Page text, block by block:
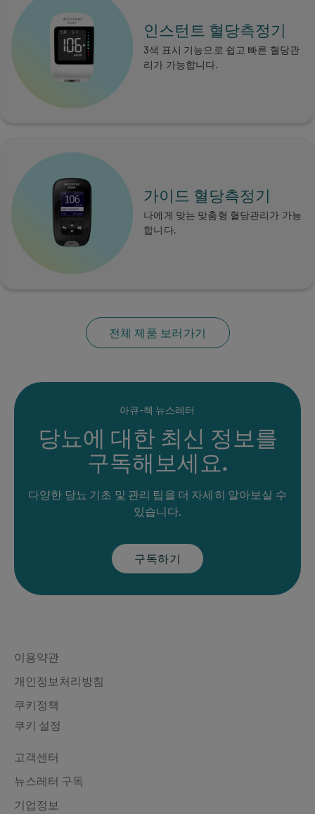
인스턴트 혈당측정기
3색 표시 기능으로 쉽고 빠른 혈당관
리가 가능합니다.
가이드 혈당측정기
나에게 맞는 맞춤형 혈당관리가 가능
합니다.
전체 제품 보러가기
아큐-첵 뉴스레터
당뇨에 대한 최신 정보를
구독해보세요.
다양한 당뇨 기초 및 관리 팁을 더 자세히 알아보실 수
있습니다.
구독하기
Legal & Privacy
이용약관
개인정보처리방침
쿠키정책
쿠키 설정
Contact
고객센터
뉴스레터 구독
기업정보